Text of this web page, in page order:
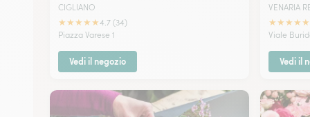
CIGLIANO
★★★★★4.7 (34)
Piazza Varese 1
Vedi il negozio
VENARIA
★★★★★
Viale
Vedi il